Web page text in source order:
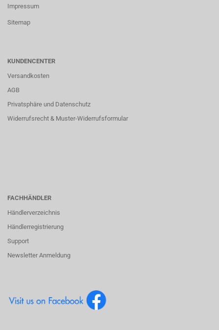
Impressum
Sitemap
KUNDENCENTER
Versandkosten
AGB
Privatsphäre und Datenschutz
Widerrufsrecht & Muster-Widerrufsformular
FACHHÄNDLER
Händlerverzeichnis
Händlerregistrierung
Support
Newsletter Anmeldung